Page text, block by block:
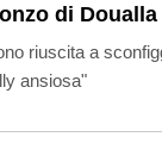
di Doualla
riuscita a
ansiosa"